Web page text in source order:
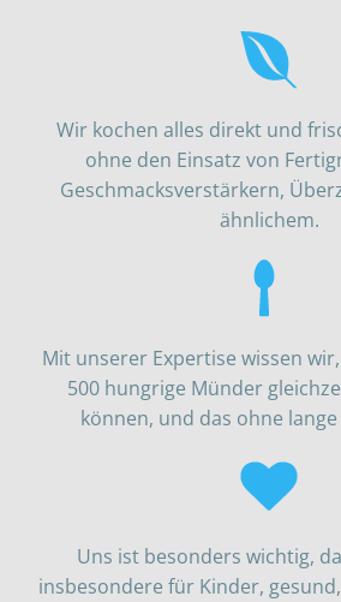
Wir kochen alles direkt und
ohne den Einsatz von
Geschmacksverstärkern,
ähnlichem.
Mit unserer Expertise wissen
500 hungrige Münder
können, und das ohne
Uns ist besonders wichtig,
insbesondere für Kinder,